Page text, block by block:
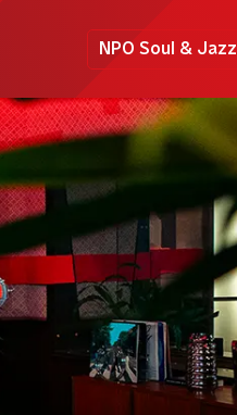
NPO Soul & Jazz